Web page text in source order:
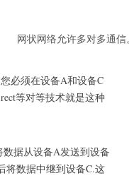
网状网络允许多对多通信
必须在设备A和设备C
等对等技术就是这种
数据从设备A发送到设备
将数据中继到设备C.这